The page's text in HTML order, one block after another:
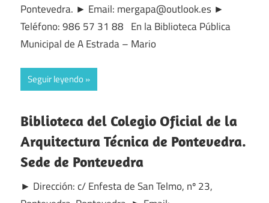
Pontevedra. ► Email: mergapa@outlook.es ►
Teléfono: 986 57 31 88 En la Biblioteca Pública
Municipal de A Estrada – Mario
Seguir leyendo
Biblioteca del Colegio Oficial de la
Arquitectura Técnica de Pontevedra.
Sede de Pontevedra
► Dirección: c/ Enfesta de San Telmo, nº 23,